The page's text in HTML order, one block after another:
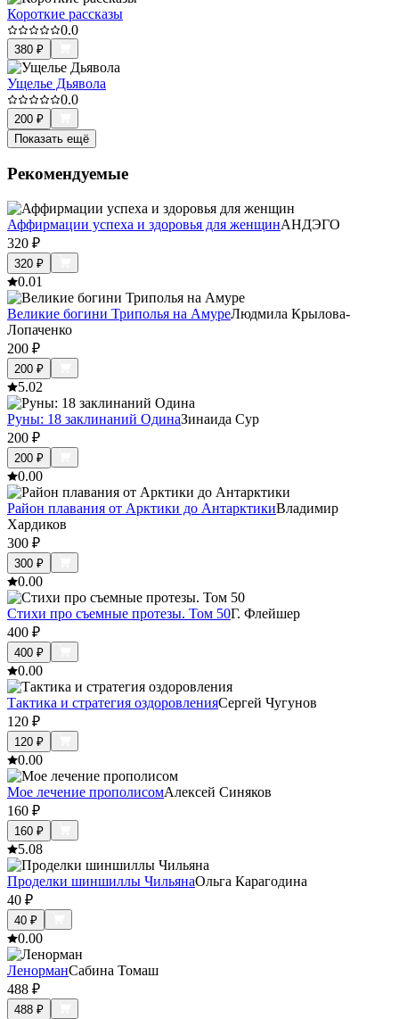
Короткие рассказы
0.0
380 ₽
Ущелье Дьявола
0.0
200 ₽
Показать ещё
Рекомендуемые
Аффирмации успеха и здоровья для женщинАНДЭГО
320 ₽
320 ₽
0.01
Великие богини Триполья на АмуреЛюдмила Крылова-
Лопаченко
200 ₽
200 ₽
5.02
Руны: 18 заклинаний ОдинаЗинаида Сур
200 ₽
200 ₽
0.00
Район плавания от Арктики до АнтарктикиВладимир
Хардиков
300 ₽
300 ₽
0.00
Стихи про съемные протезы. Том 50Г. Флейшер
400 ₽
400 ₽
0.00
Тактика и стратегия оздоровленияСергей Чугунов
120 ₽
120 ₽
0.00
Мое лечение прополисомАлексей Синяков
160 ₽
160 ₽
5.08
Проделки шиншиллы ЧильянаОльга Карагодина
40 ₽
40 ₽
0.00
ЛенорманCабина Томаш
488 ₽
488 ₽